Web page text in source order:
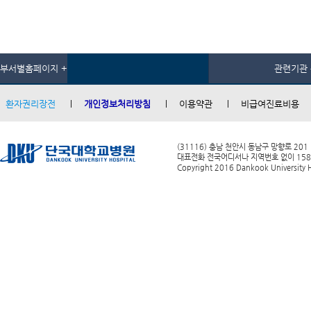
부서별홈페이지 + 관련기관
환자권리장전 개인정보처리방침 이용약관 비급여진료비용
(31116) 충남 천안시 동남구 망향로 201
대표전화 전국어디서나 지역번호 없이
Copyright 2016 Dankook University